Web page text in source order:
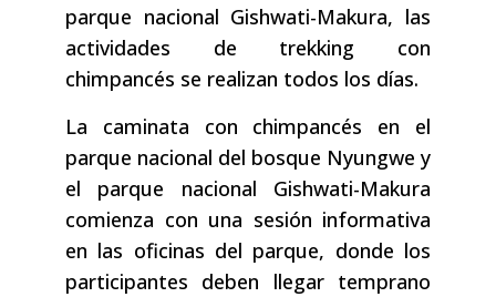
parque nacional Gishwati-Makura, las
actividades de trekking con
chimpancés se realizan todos los días.
La caminata con chimpancés en el
parque nacional del bosque Nyungwe y
el parque nacional Gishwati-Makura
comienza con una sesión informativa
en las oficinas del parque, donde los
participantes deben llegar temprano